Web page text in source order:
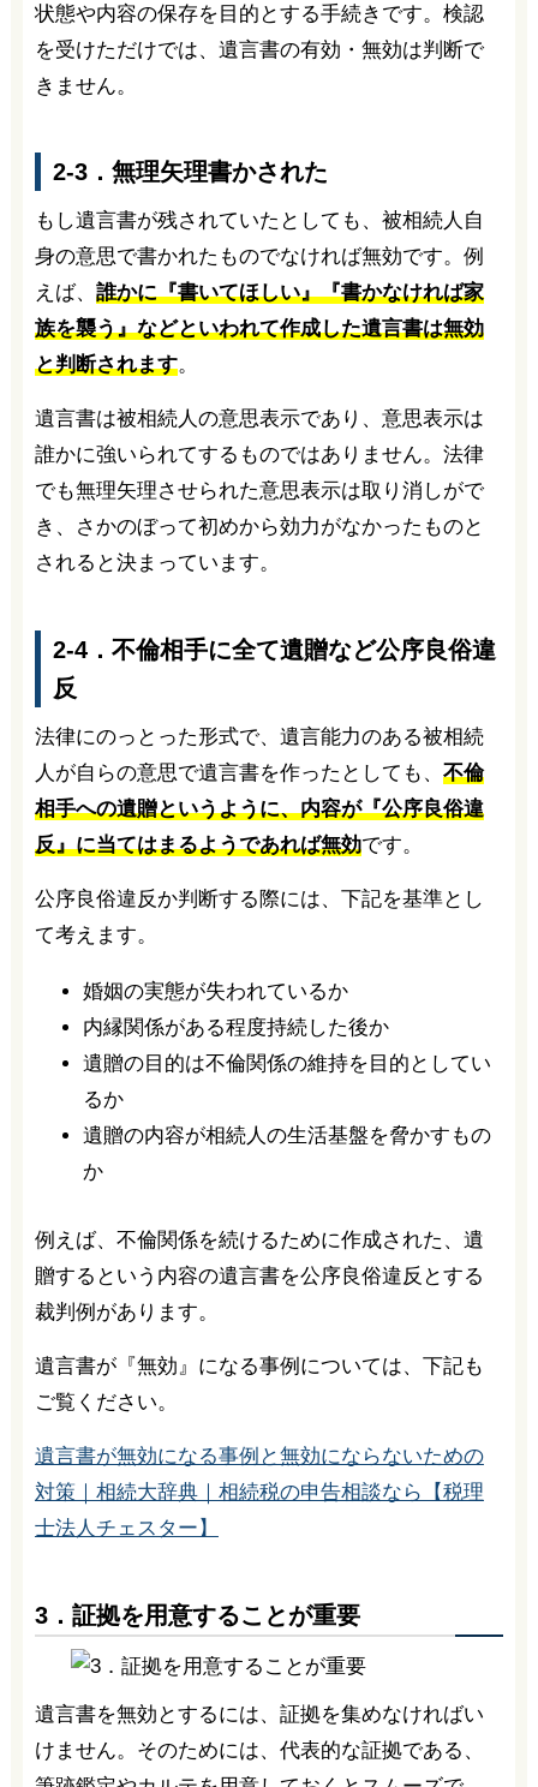
状態や内容の保存を目的とする手続きです。検認
を受けただけでは、遺言書の有効・無効は判断で
きません。
2-3．無理矢理書かされた
もし遺言書が残されていたとしても、被相続人自
身の意思で書かれたものでなければ無効です。例
えば、 誰かに『書いてほしい』『書かなければ家
族を襲う』などといわれて作成した遺言書は無効
と判断されます。
遺言書は被相続人の意思表示であり、意思表示は
誰かに強いられてするものではありません。法律
でも無理矢理させられた意思表示は取り消しがで
き、さかのぼって初めから効力がなかったものと
されると決まっています。
2-4．不倫相手に全て遺贈など公序良俗違
反
法律にのっとった形式で、遺言能力のある被相続
人が自らの意思で遺言書を作ったとしても、 不倫
相手への遺贈というように、内容が『公序良俗違
反』に当てはまるようであれば無効です。
公序良俗違反か判断する際には、下記を基準とし
て考えます。
婚姻の実態が失われているか
内縁関係がある程度持続した後か
遺贈の目的は不倫関係の維持を目的としてい
るか
遺贈の内容が相続人の生活基盤を脅かすもの
か
例えば、不倫関係を続けるために作成された、遺
贈するという内容の遺言書を公序良俗違反とする
裁判例があります。
遺言書が『無効』になる事例については、下記も
ご覧ください。
遺言書が無効になる事例と無効にならないための
対策｜相続大辞典｜相続税の申告相談なら【税理
士法人チェスター】
3．証拠を用意することが重要
遺言書を無効とするには、証拠を集めなければい
けません。そのためには、代表的な証拠である、